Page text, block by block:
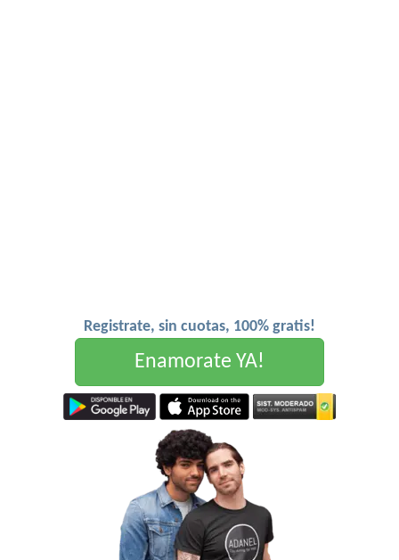
Registrate, sin cuotas, 100% gratis!
Enamorate YA!